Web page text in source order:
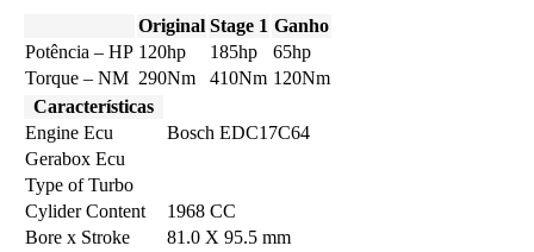
Original Stage 1 Ganho
Potência – HP 120hp 185hp
65hp
Torque – NM 290Nm 410Nm 120Nm
Características
Engine Ecu
Bosch EDC17C64
Gerabox Ecu
Type of Turbo
Cylider Content
1968 CC
Bore x Stroke
81.0 X 95.5 mm